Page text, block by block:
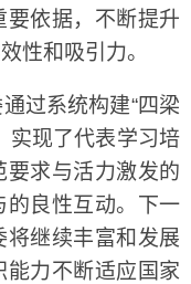
要依据，不断提升
性和吸引力。
过系统构建“四梁
实现了代表学习培
求与活力激发的
的良性互动。下一
将继续丰富和发展
能力不断适应国家